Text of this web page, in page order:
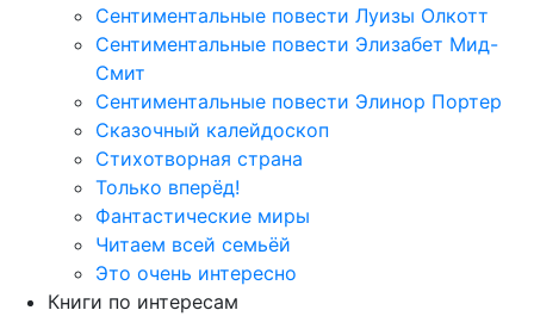
Сентиментальные повести Луизы Олкотт
Сентиментальные повести Элизабет Мид-
Смит
Сентиментальные повести Элинор Портер
Сказочный калейдоскоп
Стихотворная страна
Только вперёд!
Фантастические миры
Читаем всей семьёй
Это очень интересно
Книги по интересам